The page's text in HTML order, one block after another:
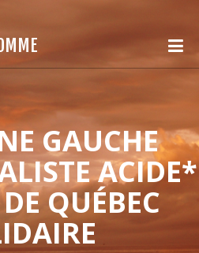
GAUCHE
ACIDE*
QUÉBEC